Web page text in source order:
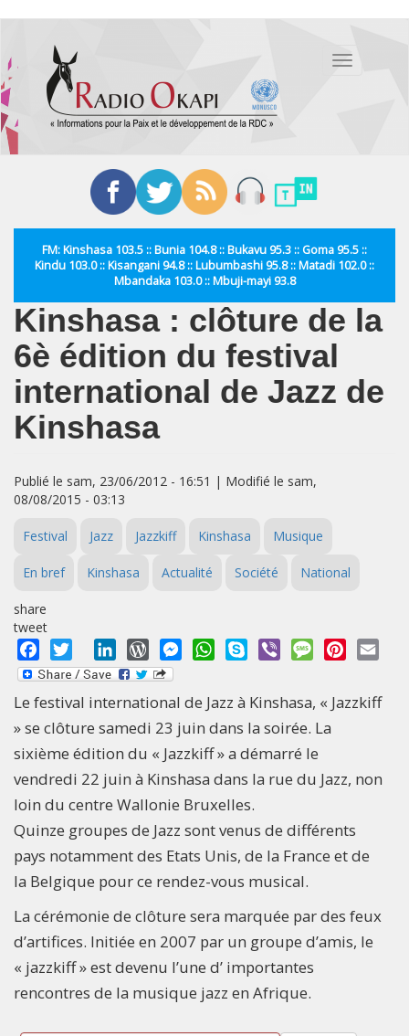
contenu
principal
Toggle
FM: Kinshasa 103.5 :: Bunia 104.8 :: Bukavu 95.3 :: Goma 95.5 ::
Kindu 103.0 :: Kisangani 94.8 :: Lubumbashi 95.8 :: Matadi 102.0 ::
Mbandaka 103.0 :: Mbuji-mayi 93.8
Kinshasa : clôture de la
6è édition du festival
international de Jazz de
Kinshasa
Publié le sam, 23/06/2012 - 16:51 | Modifié le sam,
08/08/2015 - 03:13
Festival Jazz Jazzkiff Kinshasa Musique
En bref Kinshasa Actualité Société National
share
tweet
Facebook
Twitter LinkedInWordPressMessengerWhatsApp
Skype Viber MessagePinterest
Le festival international de Jazz à Kinshasa, « Jazzkiff
» se clôture samedi 23 juin dans la soirée. La
sixième édition du « Jazzkiff » a démarré le
vendredi 22 juin à Kinshasa dans la rue du Jazz, non
loin du centre Wallonie Bruxelles.
Quinze groupes de Jazz sont venus de différents
pays notamment des Etats Unis, de la France et de
la Belgique pour ce rendez-vous musical.
La cérémonie de clôture sera marquée par des feux
d’artifices. Initiée en 2007 par un groupe d’amis, le
« jazzkiff » est devenu l’une d’ importantes
rencontres de la musique jazz en Afrique.